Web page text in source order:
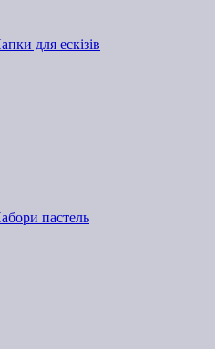
для ескізів
пастель